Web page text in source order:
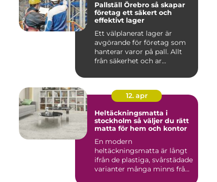
Pallställ Örebro så skapar
företag ett säkert och
effektivt lager
Ett välplanerat lager är
avgörande för företag som
hanterar varor på pall. Allt
från säkerhet och ar...
12. apr
Heltäckningsmatta i
stockholm så väljer du rätt
matta för hem och kontor
En modern
heltäckningsmatta är långt
ifrån de plastiga, svårstädade
varianter många minns från